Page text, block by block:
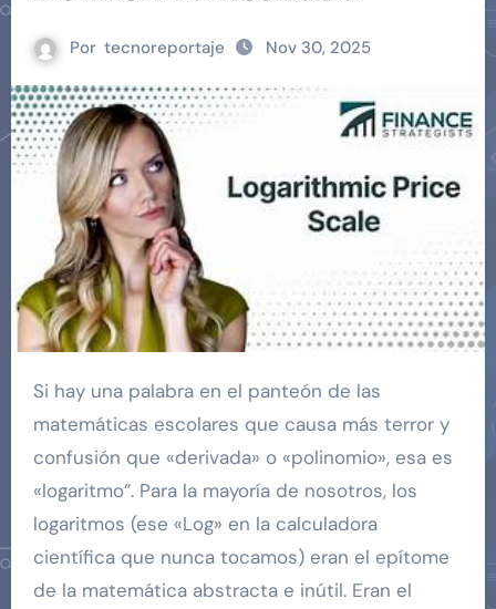
Por tecnoreportaje Nov 30, 2025
Si hay una palabra en el panteón de las
matemáticas escolares que causa más terror y
confusión que «derivada» o «polinomio», esa es
«logaritmo”. Para la mayoría de nosotros, los
logaritmos (ese «Log» en la calculadora
científica que nunca tocamos) eran el epítome
de la matemática abstracta e inútil. Eran el